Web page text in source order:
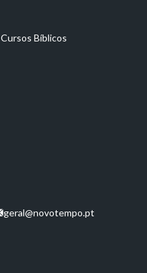
Cursos Bíblicos
geral@novotempo.pt